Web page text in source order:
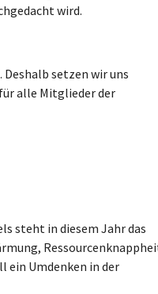
wird.
setzen wir uns
alle Mitglieder der
steht in diesem Jahr das
ein Umdenken in der